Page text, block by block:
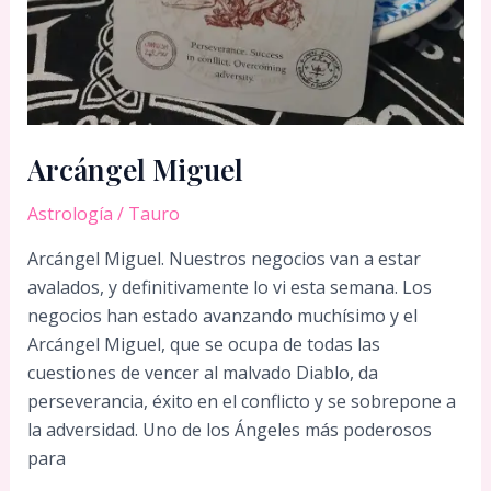
Arcángel Miguel
Astrología / Tauro
Arcángel Miguel. Nuestros negocios van a estar
avalados, y definitivamente lo vi esta semana. Los
negocios han estado avanzando muchísimo y el
Arcángel Miguel, que se ocupa de todas las
cuestiones de vencer al malvado Diablo, da
perseverancia, éxito en el conflicto y se sobrepone a
la adversidad. Uno de los Ángeles más poderosos
para